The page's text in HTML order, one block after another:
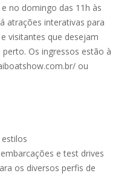
no domingo das 11h às
atrações interativas para
visitantes que desejam
Os ingressos estão à
ou
e test drives
os diversos perfis de